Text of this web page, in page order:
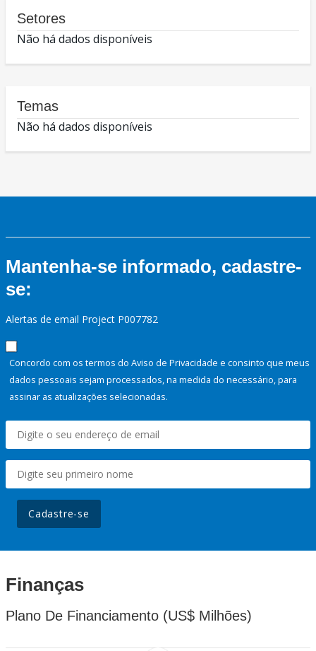
Setores
Não há dados disponíveis
Temas
Não há dados disponíveis
Mantenha-se informado, cadastre-
se:
Alertas de email Project P007782
Concordo com os termos do Aviso de Privacidade e consinto que meus
dados pessoais sejam processados, na medida do necessário, para
assinar as atualizações selecionadas.
Cadastre-se
Finanças
Plano De Financiamento (US$ Milhões)